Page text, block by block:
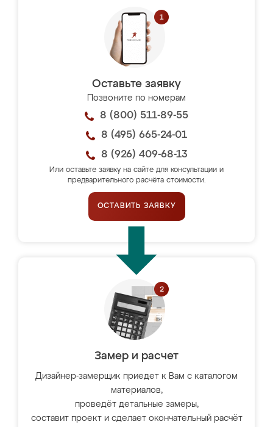
Оставьте заявку
Позвоните по номерам
8 (800) 511-89-55
8 (495) 665-24-01
8 (926) 409-68-13
Или оставьте заявку на сайте для консультации и
предварительного расчёта стоимости.
ОСТАВИТЬ ЗАЯВКУ
Замер и расчет
Дизайнер-замерщик приедет к Вам с каталогом
материалов,
проведёт детальные замеры,
составит проект и сделает окончательный расчёт